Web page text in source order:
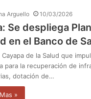
Arguello 10/03/2026
Se despliega
en el Banco de
Cayapa de la Salud que
para la recuperación de
dotación de…
»